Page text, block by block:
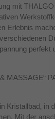
mit THALGO
Erlebnis
perfekt
MASSAGE“
Kristallbad, in
Mit der